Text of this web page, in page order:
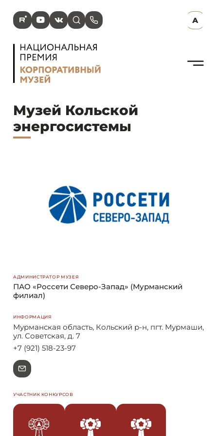
R Y V s p А
N
Музей Кольской
энергосистемы
АДМИНИСТРАТОР МУЗЕЯ
ПАО «Россети Северо-Запад» (Мурманский
филиал)
ИНФОРМАЦИЯ
Мурманская область, Кольский р-н, пгт. Мурмаши,
ул. Советская, д. 7
+7 (921) 518-23-97
e
УЧАСТНИК КОНКУРСОВ